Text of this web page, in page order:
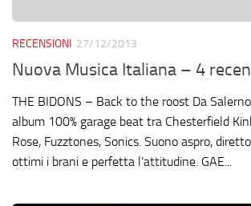
RECENSIONI 27/12/2013
Nuova Musica Italiana – 4
THE BIDONS – Back to the roost Da
album 100% garage beat tra Chesterfield
Rose, Fuzztones, Sonics. Suono aspro,
ottimi i brani e perfetta l’attitudine. GAE...